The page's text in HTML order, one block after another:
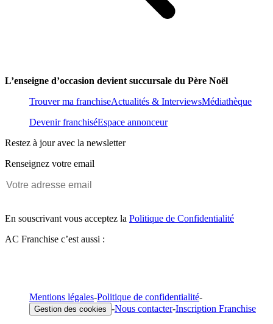
L’enseigne d’occasion devient succursale du Père Noël
Trouver ma franchiseActualités & InterviewsMédiathèque
Devenir franchiséEspace annonceur
Restez à jour avec la newsletter
Renseignez votre email
En souscrivant vous acceptez la Politique de Confidentialité
AC Franchise c’est aussi :
Mentions légales-Politique de confidentialité-
Gestion des cookies -Nous contacter-Inscription Franchise